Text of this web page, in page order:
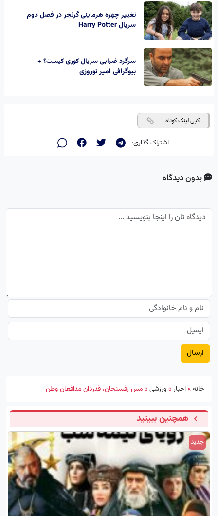
تغییر چهره هرماینی گرنجر در فصل دوم
سریال Harry Potter
سرگرد ضرابی سریال کوری کیست؟ +
بیوگرافی امیر نوروزی
کپی لینک کوتاه
اشتراک گذاری:
بدون دیدگاه
خانه»اخبار»ورزشی»مس رفسنجان، قدردان مدافعان وطن
همچنین ببینید
جدید